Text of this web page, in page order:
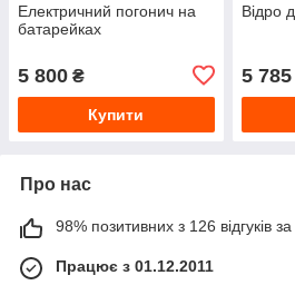
Електричний погонич на
батарейках
5 800 ₴
Купити
Відро
5 785
Про нас
98% позитивних з 126 відгуків за
Працює з 01.12.2011